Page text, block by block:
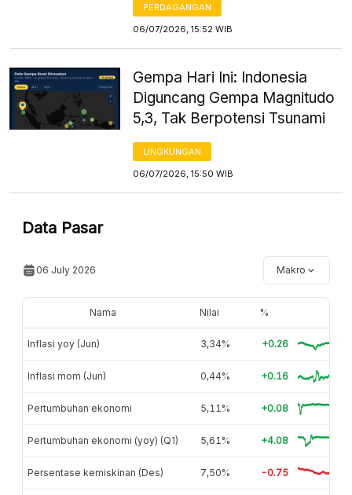
PERDAGANGAN
06/07/2026, 15:52 WIB
Gempa Hari Ini: Indonesia
Diguncang Gempa Magnitudo
5,3, Tak Berpotensi Tsunami
LINGKUNGAN
06/07/2026, 15:50 WIB
Data Pasar
06 July 2026 Makro
Nama Nilai %
Inflasi yoy (Jun) 3,34% +0.26
Inflasi mom (Jun) 0,44% +0.16
Pertumbuhan ekonomi 5,11% +0.08
Pertumbuhan ekonomi (yoy) (Q1) 5,61% +4.08
Persentase kemiskinan (Des) 7,50% -0.75